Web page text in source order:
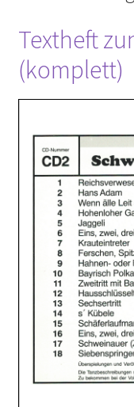
Textheft
(komplett)